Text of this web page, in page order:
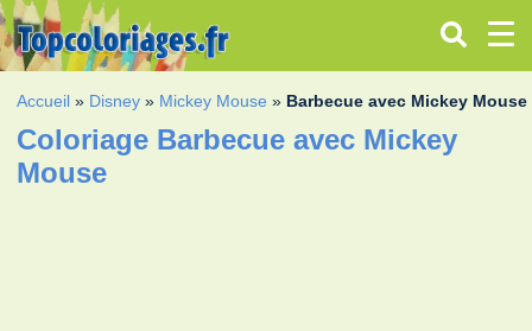
Accueil » Disney » Mickey Mouse » Barbecue avec Mickey Mouse
Coloriage Barbecue avec Mickey
Mouse